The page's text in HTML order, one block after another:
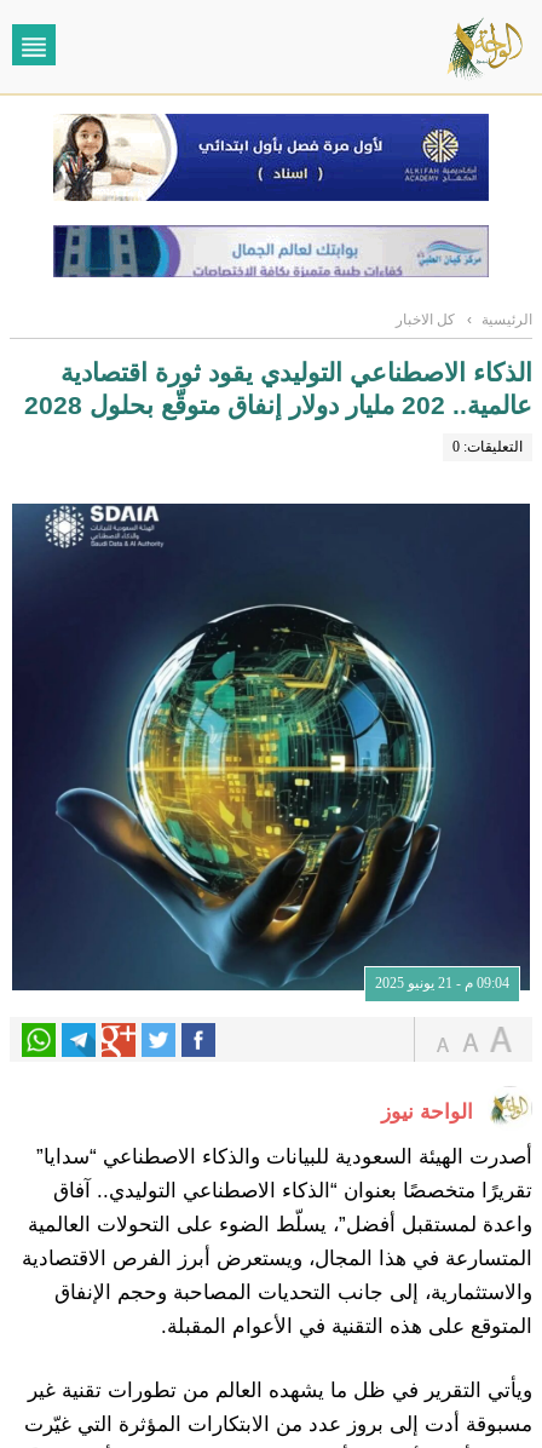
الرئيسية › كل الاخبار
الذكاء الاصطناعي التوليدي يقود ثورة اقتصادية
عالمية.. 202 مليار دولار إنفاق متوقّع بحلول 2028
التعليقات: 0
09:04 م - 21 يونيو 2025
الواحة نيوز
أصدرت الهيئة السعودية للبيانات والذكاء الاصطناعي “سدايا”
تقريرًا متخصصًا بعنوان “الذكاء الاصطناعي التوليدي.. آفاق
واعدة لمستقبل أفضل”، يسلّط الضوء على التحولات العالمية
المتسارعة في هذا المجال، ويستعرض أبرز الفرص الاقتصادية
والاستثمارية، إلى جانب التحديات المصاحبة وحجم الإنفاق
المتوقع على هذه التقنية في الأعوام المقبلة.
ويأتي التقرير في ظل ما يشهده العالم من تطورات تقنية غير
مسبوقة أدت إلى بروز عدد من الابتكارات المؤثرة التي غيّرت